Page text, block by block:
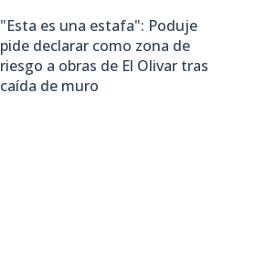
"Esta es una estafa": Poduje
pide declarar como zona de
riesgo a obras de El Olivar tras
caída de muro